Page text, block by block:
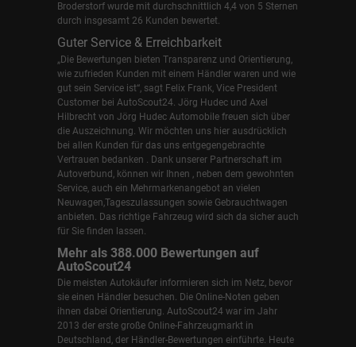
Broderstorf wurde mit durchschnittlich 4,4 von 5 Sternen
durch insgesamt 26 Kunden bewertet.
Guter Service & Erreichbarkeit
„Die Bewertungen bieten Transparenz und Orientierung,
wie zufrieden Kunden mit einem Händler waren und wie
gut sein Service ist“, sagt Felix Frank, Vice President
Customer bei AutoScout24. Jörg Hudec und Axel
Hilbrecht von Jörg Hudec Automobile freuen sich über
die Auszeichnung. Wir möchten uns hier ausdrücklich
bei allen Kunden für das uns entgegengebrachte
Vertrauen bedanken . Dank unserer Partnerschaft im
Autoverbund, können wir Ihnen , neben dem gewohnten
Service, auch ein Mehrmarkenangebot an vielen
Neuwagen,Tageszulassungen sowie Gebrauchtwagen
anbieten. Das richtige Fahrzeug wird sich da sicher auch
für Sie finden lassen.
Mehr als 388.000 Bewertungen auf
AutoScout24
Die meisten Autokäufer informieren sich im Netz, bevor
sie einen Händler besuchen. Die Online-Noten geben
ihnen dabei Orientierung. AutoScout24 war im Jahr
2013 der erste große Online-Fahrzeugmarkt in
Deutschland, der Händler-Bewertungen einführte. Heute